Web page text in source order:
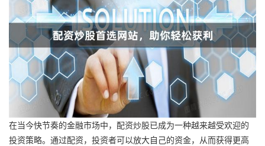
在当今快节奏的金融市场中，配资炒股已成为一种越来越受欢迎的
投资策略。通过配资，投资者可以放大自己的资金，从而获得更高